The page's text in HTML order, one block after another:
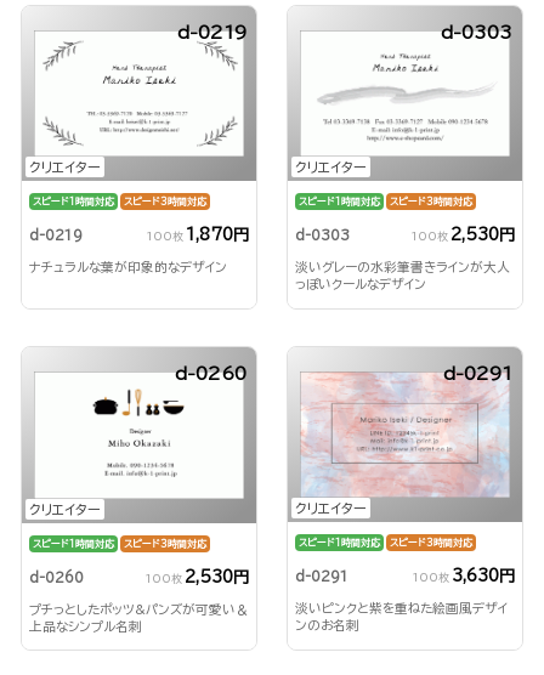
クリエイター
d-0219
スピード1時間対応 スピード3時間対応
d-0219 100枚 1,870円
ナチュラルな葉が印象的なデザイン
クリエイター
d-0303
スピード1時間対応 スピード3時間対応
d-0303 100枚 2,530円
淡いグレーの水彩筆書きラインが大人
っぽいクールなデザイン
クリエイター
d-0260
スピード1時間対応 スピード3時間対応
d-0260 100枚 2,530円
プチっとしたポッツ&パンズが可愛い＆
上品なシンプル名刺
クリエイター
d-0291
スピード1時間対応 スピード3時間対応
d-0291 100枚 3,630円
淡いピンクと紫を重ねた絵画風デザイ
ンのお名刺